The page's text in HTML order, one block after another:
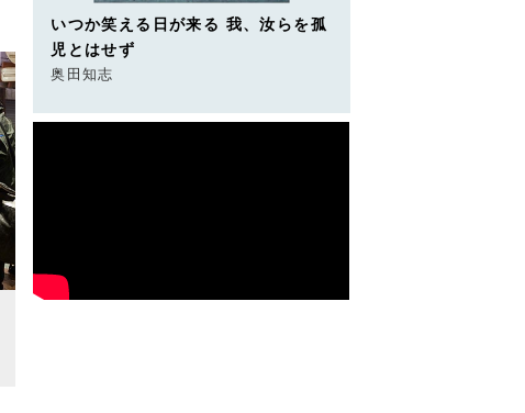
いつか笑える日が来る 我、汝らを孤
児とはせず
奥田知志